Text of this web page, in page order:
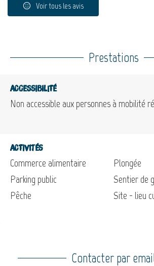
Voir tous les avis
Prestations
Accessibilité
Non accessible aux personnes à mobilité
Activités
Commerce alimentaire
Parking public
Pêche
Plongée
Sentier de
Site - lieu
Contacter par